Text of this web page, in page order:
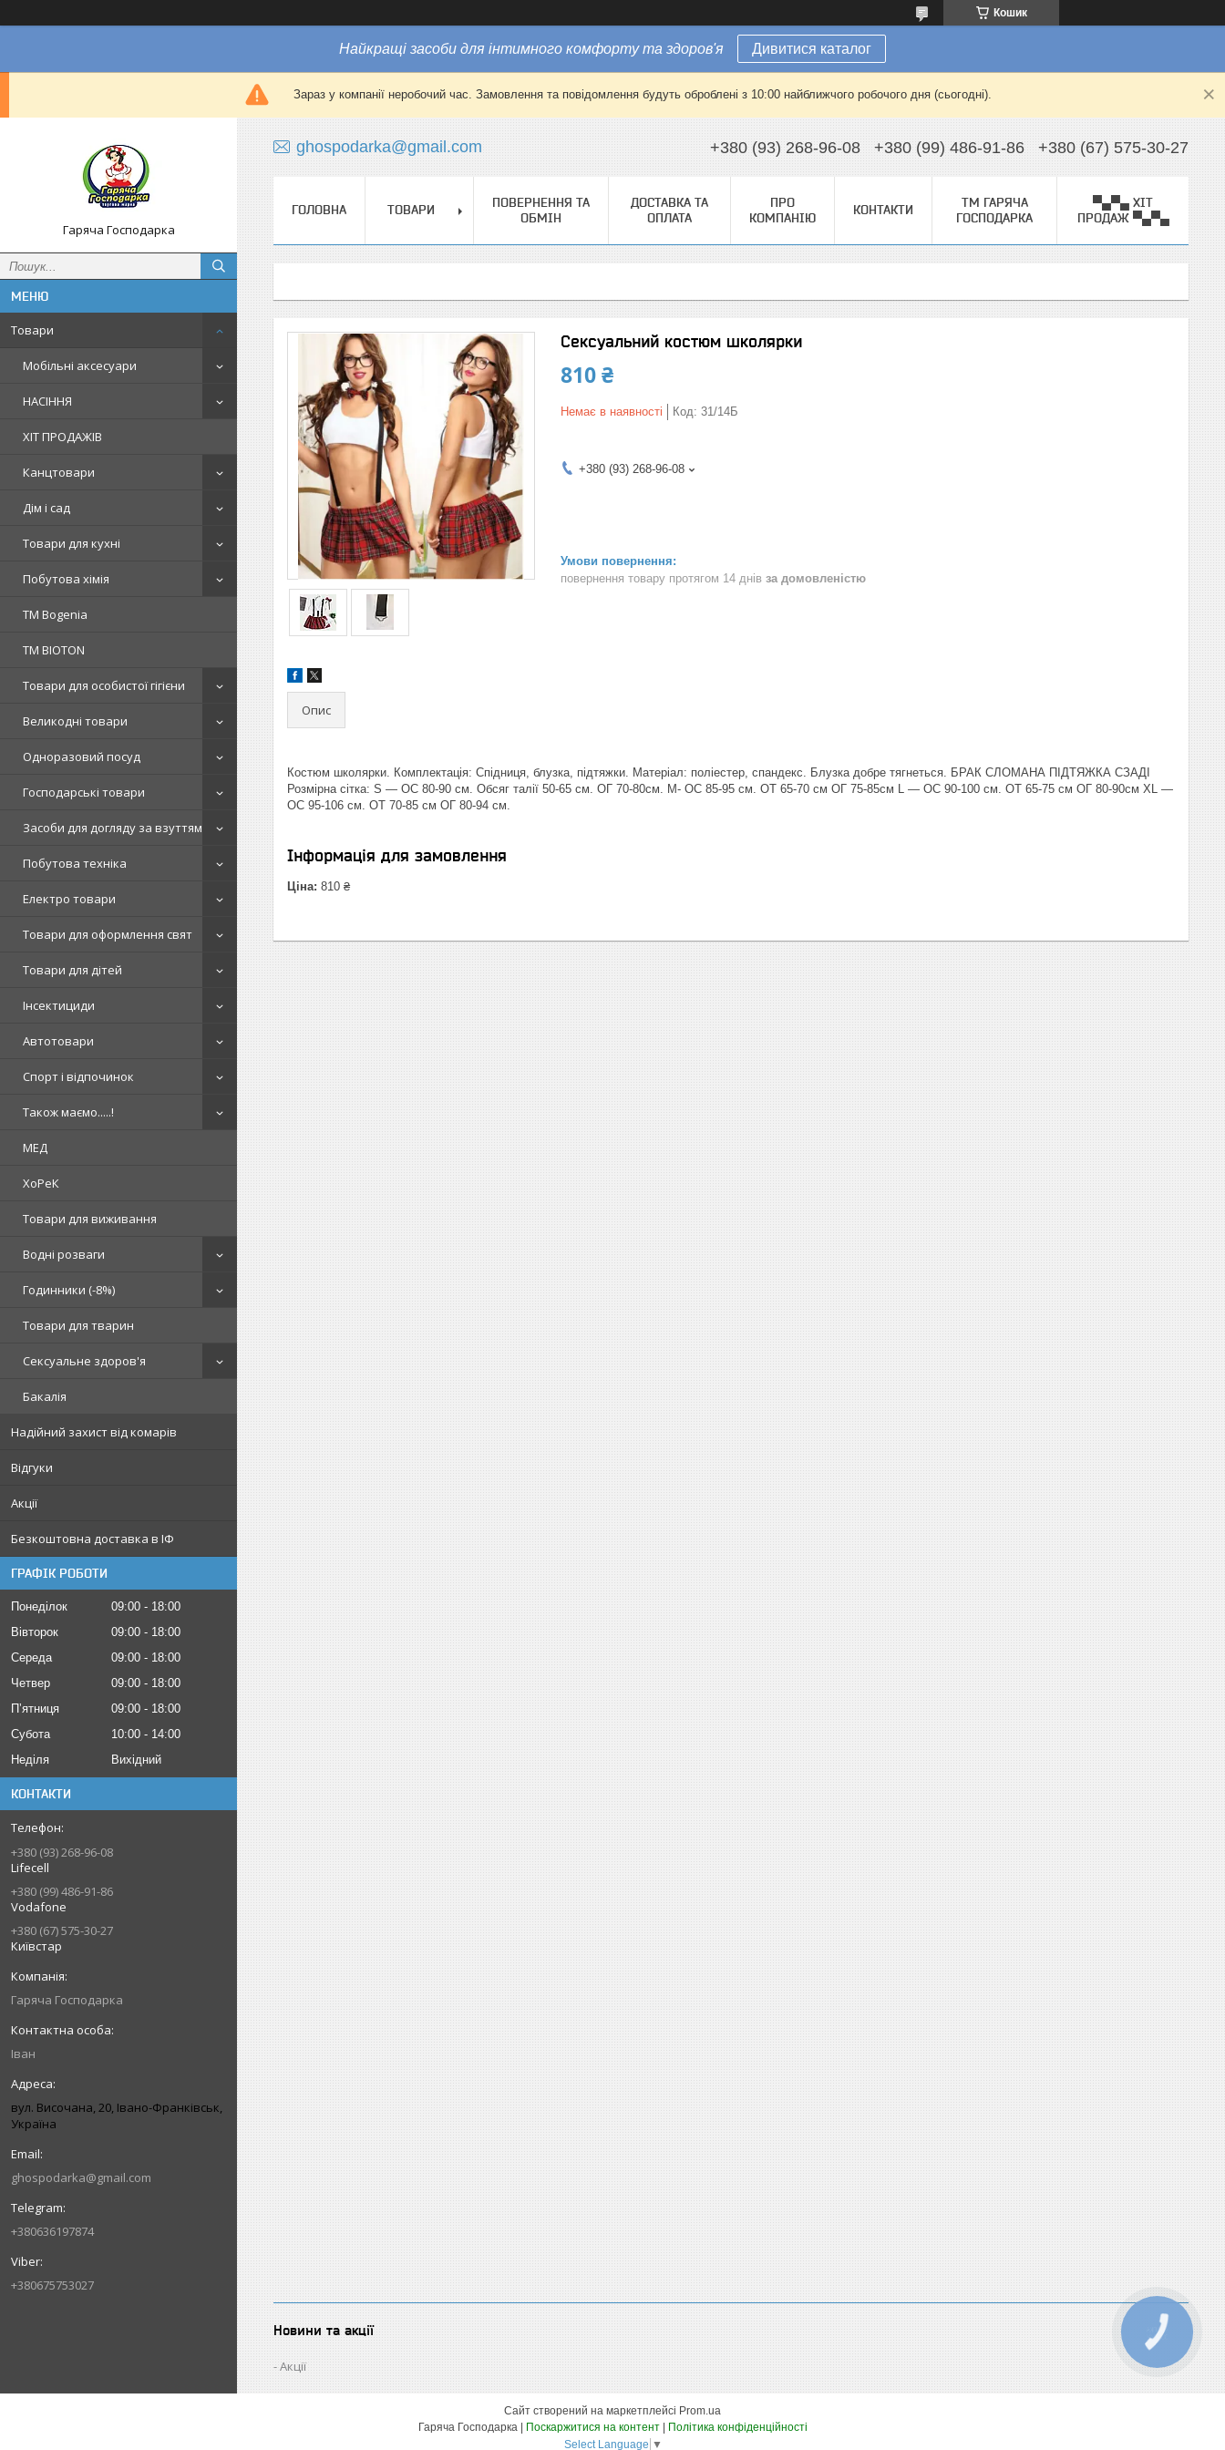
Кошик
Найкращі засоби для інтимного комфорту та здоров'я Дивитися каталог
Зараз у компанії неробочий час. Замовлення та повідомлення будуть оброблені з 10:00 найближчого робочого дня (сьогодні).
Гаряча Господарка
Товари
Мобільні аксесуари
НАСІННЯ
ХІТ ПРОДАЖІВ
Канцтовари
Дім і сад
Товари для кухні
Побутова хімія
ТМ Bogenia
ТМ BIOTON
Товари для особистої гігієни
Великодні товари
Одноразовий посуд
Господарські товари
Засоби для догляду за взуттям
Побутова техніка
Електро товари
Товари для оформлення свят
Товари для дітей
Інсектициди
Автотовари
Спорт і відпочинок
Також маємо.....!
МЕД
ХоРеК
Товари для виживання
Водні розваги
Годинники (-8%)
Товари для тварин
Сексуальне здоров'я
Бакалія
Надійний захист від комарів
Відгуки
Акції
Безкоштовна доставка в ІФ
ГРАФІК РОБОТИ
Понеділок 09:00
18:00
Вівторок
09:00
18:00
Середа
09:00
18:00
Четвер
09:00
18:00
Пʼятниця
09:00
18:00
Субота
10:00
14:00
Неділя
Вихідний
КОНТАКТИ
+380 (93) 268-96-08
Lifecell
+380 (99) 486-91-86
Vodafone
+380 (67) 575-30-27
Київстар
Гаряча Господарка
Іван
вул. Височана, 20, Івано-Франківськ,
Україна
ghospodarka@gmail.com
+380636197874
+380675753027
ghospodarka@gmail.com +380 (93) 268-96-08 +380 (99) 486-91-86 +380 (67) 575-30-27
ГОЛОВНА ТОВАРИ
ПОВЕРНЕННЯ ТА
ОБМІН
ДОСТАВКА ТА
ОПЛАТА
ПРО
КОМПАНІЮ
КОНТАКТИ
ТМ ГАРЯЧА
ГОСПОДАРКА
▀▄▀▄ ХІТ
ПРОДАЖ ▀▄▀▄
Сексуальний костюм школярки
810 ₴
Немає в наявності Код: 31/14Б
+380 (93) 268-96-08
повернення товару протягом 14 днів за домовленістю
Опис
Костюм школярки. Комплектація: Спідниця, блузка, підтяжки. Матеріал: поліестер, спандекс. Блузка добре тягнеться. БРАК СЛОМАНА ПІДТЯЖКА СЗАДІ
Розмірна сітка: S — ОС 80-90 см. Обсяг талії 50-65 см. ОГ 70-80см. M- ОС 85-95 см. ОТ 65-70 см ОГ 75-85см L — ОС 90-100 см. ОТ 65-75 см ОГ 80-90см XL —
ОС 95-106 см. ОТ 70-85 см ОГ 80-94 см.
Інформація для замовлення
Ціна: 810 ₴
Новини та акції
Акції
Сайт створений на маркетплейсі Prom.ua
Поскаржитися на контент
Політика конфіденційності
Select Language ▼
КНОПКА
ЗВ'ЯЗКУ